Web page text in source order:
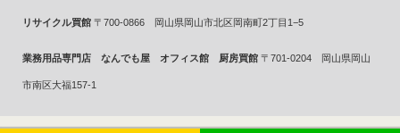
リサイクル買館 〒700-0866 岡山県岡山市北区岡南町2丁目1−5
業務用品専門店 なんでも屋 オフィス館 厨房買館 〒701-0204 岡山県岡山
市南区大福157-1